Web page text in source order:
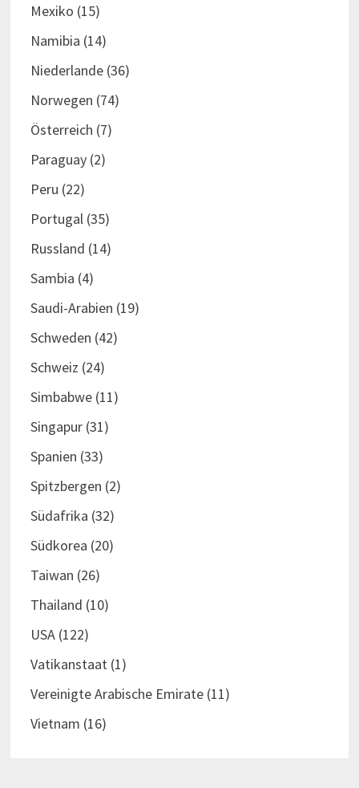
Mexiko (15)
Namibia (14)
Niederlande(36)
Norwegen (74)
Österreich (7)
Paraguay(2)
Peru (22)
Portugal (35)
Russland (14)
Sambia (4)
Saudi-Arabien (19)
Schweden (42)
Schweiz (24)
Simbabwe(11)
Singapur(31)
Spanien (33)
Spitzbergen (2)
Südafrika (32)
Südkorea (20)
Taiwan (26)
Thailand (10)
USA(122)
Vatikanstaat (1)
Vereinigte Arabische Emirate(11)
Vietnam (16)